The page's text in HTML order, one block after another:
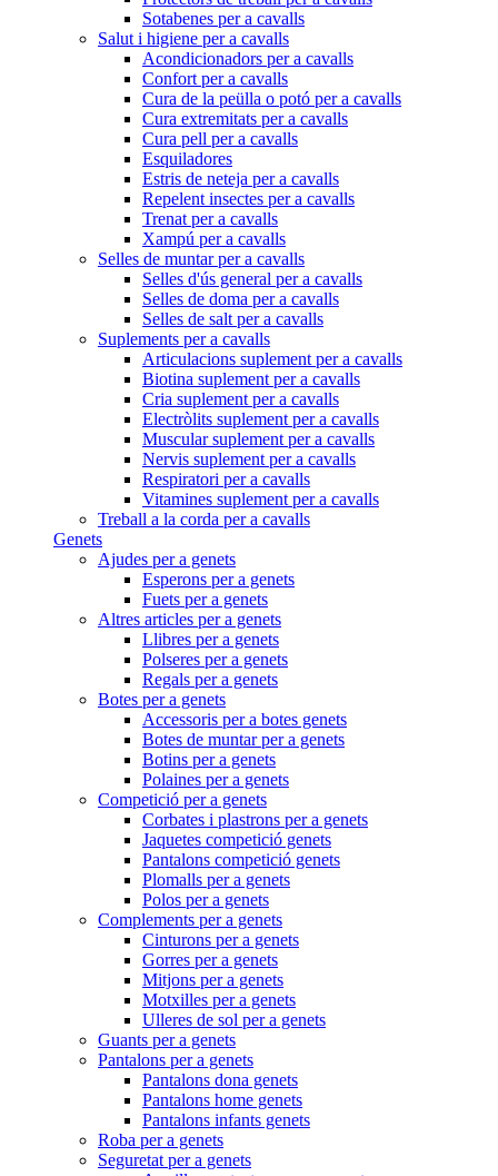
Sotabenes per a cavalls
Salut i higiene per a cavalls
Acondicionadors per a cavalls
Confort per a cavalls
Cura de la peülla o potó per a cavalls
Cura extremitats per a cavalls
Cura pell per a cavalls
Esquiladores
Estris de neteja per a cavalls
Repelent insectes per a cavalls
Trenat per a cavalls
Xampú per a cavalls
Selles de muntar per a cavalls
Selles d'ús general per a cavalls
Selles de doma per a cavalls
Selles de salt per a cavalls
Suplements per a cavalls
Articulacions suplement per a cavalls
Biotina suplement per a cavalls
Cria suplement per a cavalls
Electròlits suplement per a cavalls
Muscular suplement per a cavalls
Nervis suplement per a cavalls
Respiratori per a cavalls
Vitamines suplement per a cavalls
Treball a la corda per a cavalls
Genets
Ajudes per a genets
Esperons per a genets
Fuets per a genets
Altres articles per a genets
Llibres per a genets
Polseres per a genets
Regals per a genets
Botes per a genets
Accessoris per a botes genets
Botes de muntar per a genets
Botins per a genets
Polaines per a genets
Competició per a genets
Corbates i plastrons per a genets
Jaquetes competició genets
Pantalons competició genets
Plomalls per a genets
Polos per a genets
Complements per a genets
Cinturons per a genets
Gorres per a genets
Mitjons per a genets
Motxilles per a genets
Ulleres de sol per a genets
Guants per a genets
Pantalons per a genets
Pantalons dona genets
Pantalons home genets
Pantalons infants genets
Roba per a genets
Seguretat per a genets